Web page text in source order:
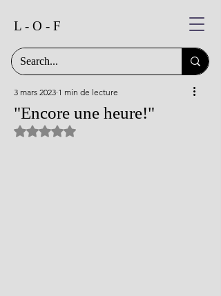
L - O - F
"Encore une heure!"
3 mars 2023 1 min de lecture
Noté NaN étoiles sur 5.